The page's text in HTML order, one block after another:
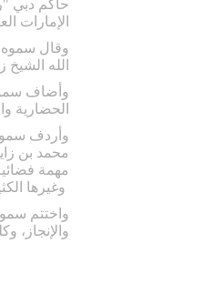
الإمارات
الله
وأضاف
الحضارية
وأردف
محمد بن
مهمة فضائية في
وغيرها
واختتم
والإنجاز،